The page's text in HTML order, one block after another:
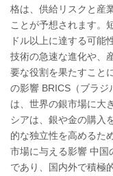
格は、供給リスクと産
ことが予想されます。
ドル以上に達する可能
技術の急速な進化や、
要な役割を果たすこと
の影響 BRICS（ブラジ
は、世界の銀市場に大
シアは、銀や金の購入
的な独立性を高めるた
市場に与える影響 中国
であり、国内外で積極